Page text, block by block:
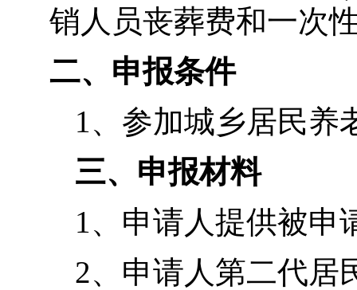
销人员丧葬费和一次
二、申报条件
1、参加城乡居民养
三、申报材料
1、申请人提供被申
2、申请人第二代居